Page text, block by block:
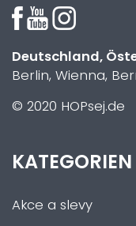
Deutschland,
Berlin, Wienna,
© 2020 HOPsej.de
KATEGORIEN
Akce a slevy